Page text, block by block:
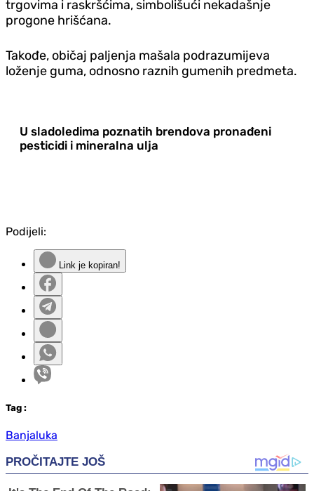
trgovima i raskršćima, simbolišući nekadašnje
progone hrišćana.
Takođe, običaj paljenja mašala podrazumijeva
loženje guma, odnosno raznih gumenih predmeta.
U sladoledima poznatih brendova pronađeni
pesticidi i mineralna ulja
Podijeli:
Link je kopiran!
Tag :
Banjaluka